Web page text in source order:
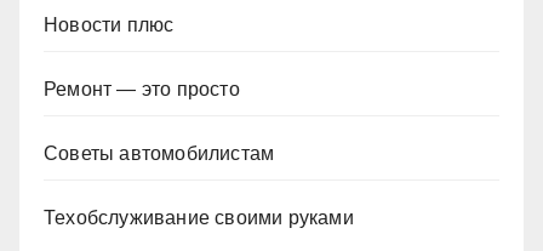
Новости плюс
Ремонт — это просто
Советы автомобилистам
Техобслуживание своими руками